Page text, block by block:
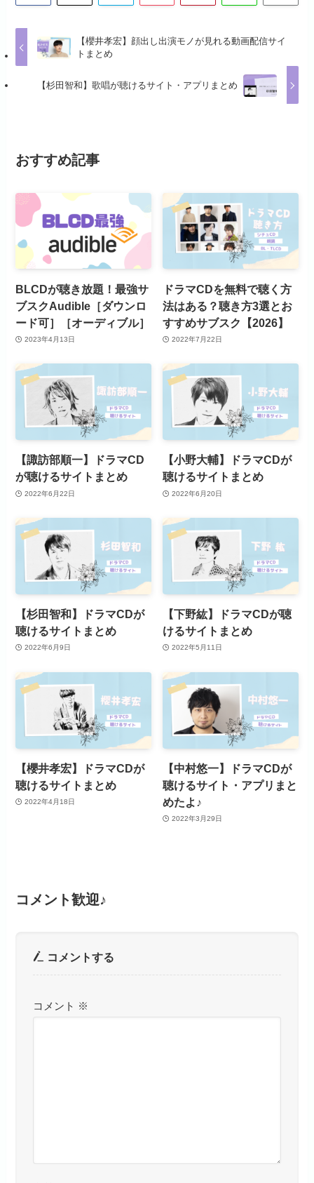
【櫻井孝宏】顔出し出演モノが見れる動画配信サイ
トまとめ
【杉田智和】歌唱が聴けるサイト・アプリまとめ
おすすめ記事
BLCDが聴き放題！最強サ
ブスクAudible［ダウンロ
ード可］［オーディブル］
2023年4月13日
ドラマCDを無料で聴く方
法はある？聴き方3選とお
すすめサブスク【2026】
2022年7月22日
【諏訪部順一】ドラマCD
が聴けるサイトまとめ
2022年6月22日
【小野大輔】ドラマCDが
聴けるサイトまとめ
2022年6月20日
【杉田智和】ドラマCDが
聴けるサイトまとめ
2022年6月9日
【下野紘】ドラマCDが聴
けるサイトまとめ
2022年5月11日
【櫻井孝宏】ドラマCDが
聴けるサイトまとめ
2022年4月18日
【中村悠一】ドラマCDが
聴けるサイト・アプリまと
めたよ♪
2022年3月29日
コメント歓迎♪
コメントする
コメント ※